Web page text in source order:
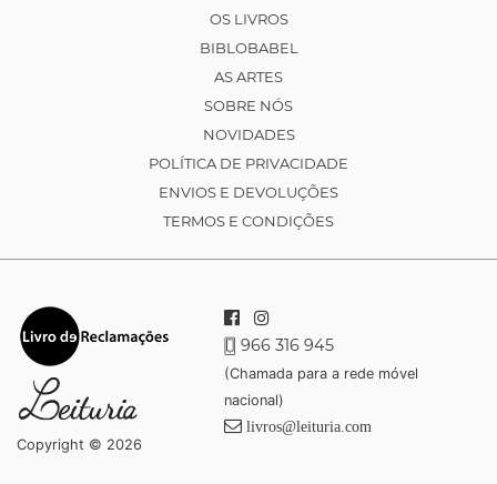
OS LIVROS
BIBLOBABEL
AS ARTES
SOBRE NÓS
NOVIDADES
POLÍTICA DE PRIVACIDADE
ENVIOS E DEVOLUÇÕES
TERMOS E CONDIÇÕES
Copyright © 2026
966 316 945
(Chamada para a rede móvel
nacional)
livros@leituria.com